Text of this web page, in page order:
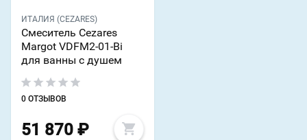
ИТАЛИЯ (CEZARES)
Смеситель Cezares
Margot VDFM2-01-Bi
для ванны с душем
0 ОТЗЫВОВ
51 870 ₽